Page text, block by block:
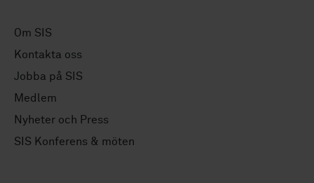
Om SIS
Kontakta oss
Jobba på SIS
Medlem
Nyheter och Press
SIS Konferens & möten